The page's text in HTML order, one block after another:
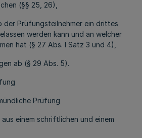
(§§ 25, 26),
Prüfungsteilnehmer ein drittes
werden kann und an welcher
hat (§ 27 Abs. l Satz 3 und 4),
ab (§ 29 Abs. 5).
Prüfung
einem schriftlichen und einem